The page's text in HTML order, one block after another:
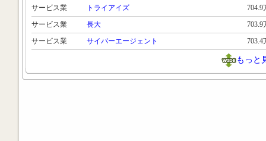
サービス業
トライアイズ
704.9
サービス業
長大
703.9
サービス業
サイバーエージェント 703.4
もっと